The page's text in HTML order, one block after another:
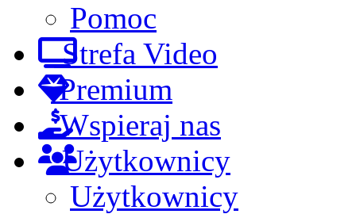
Pomoc
Strefa Video
Premium
Wspieraj nas
Użytkownicy
Użytkownicy